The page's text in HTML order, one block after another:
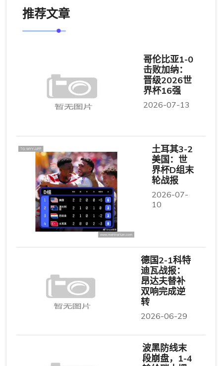
推荐文章
哥伦比亚1-0
击败加纳：
晋级2026世
界杯16强
2026-07-13
土耳其3-2
美国：世
界杯D组末
轮战报
2026-07-
10
德国2-1科特
迪瓦战报：
昂达夫替补
双响完成逆
转
2026-06-29
波黑防线末
段崩盘，1-4